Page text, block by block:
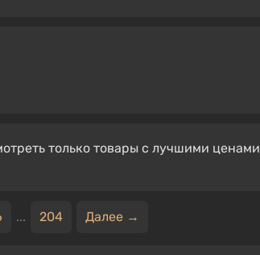
только товары с лучшими ценами
... 204 Далее →